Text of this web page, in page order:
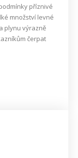
příznivé
množství levné
plynu výrazně
čerpat